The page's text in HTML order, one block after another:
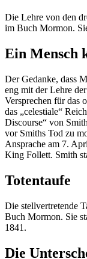
Die Lehre von den
im Buch Mormon.
Ein Mensch
Der Gedanke, dass
eng mit der Lehre
Versprechen für das
das „celestiale“
Discourse“ von
vor Smiths Tod zu
Ansprache am 7.
King Follett. Smith
Totentaufe
Die stellvertretende
Buch Mormon. Sie
1841.
Die